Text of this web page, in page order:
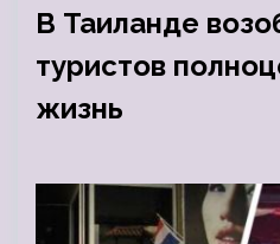
В Таиланде
туристов
жизнь